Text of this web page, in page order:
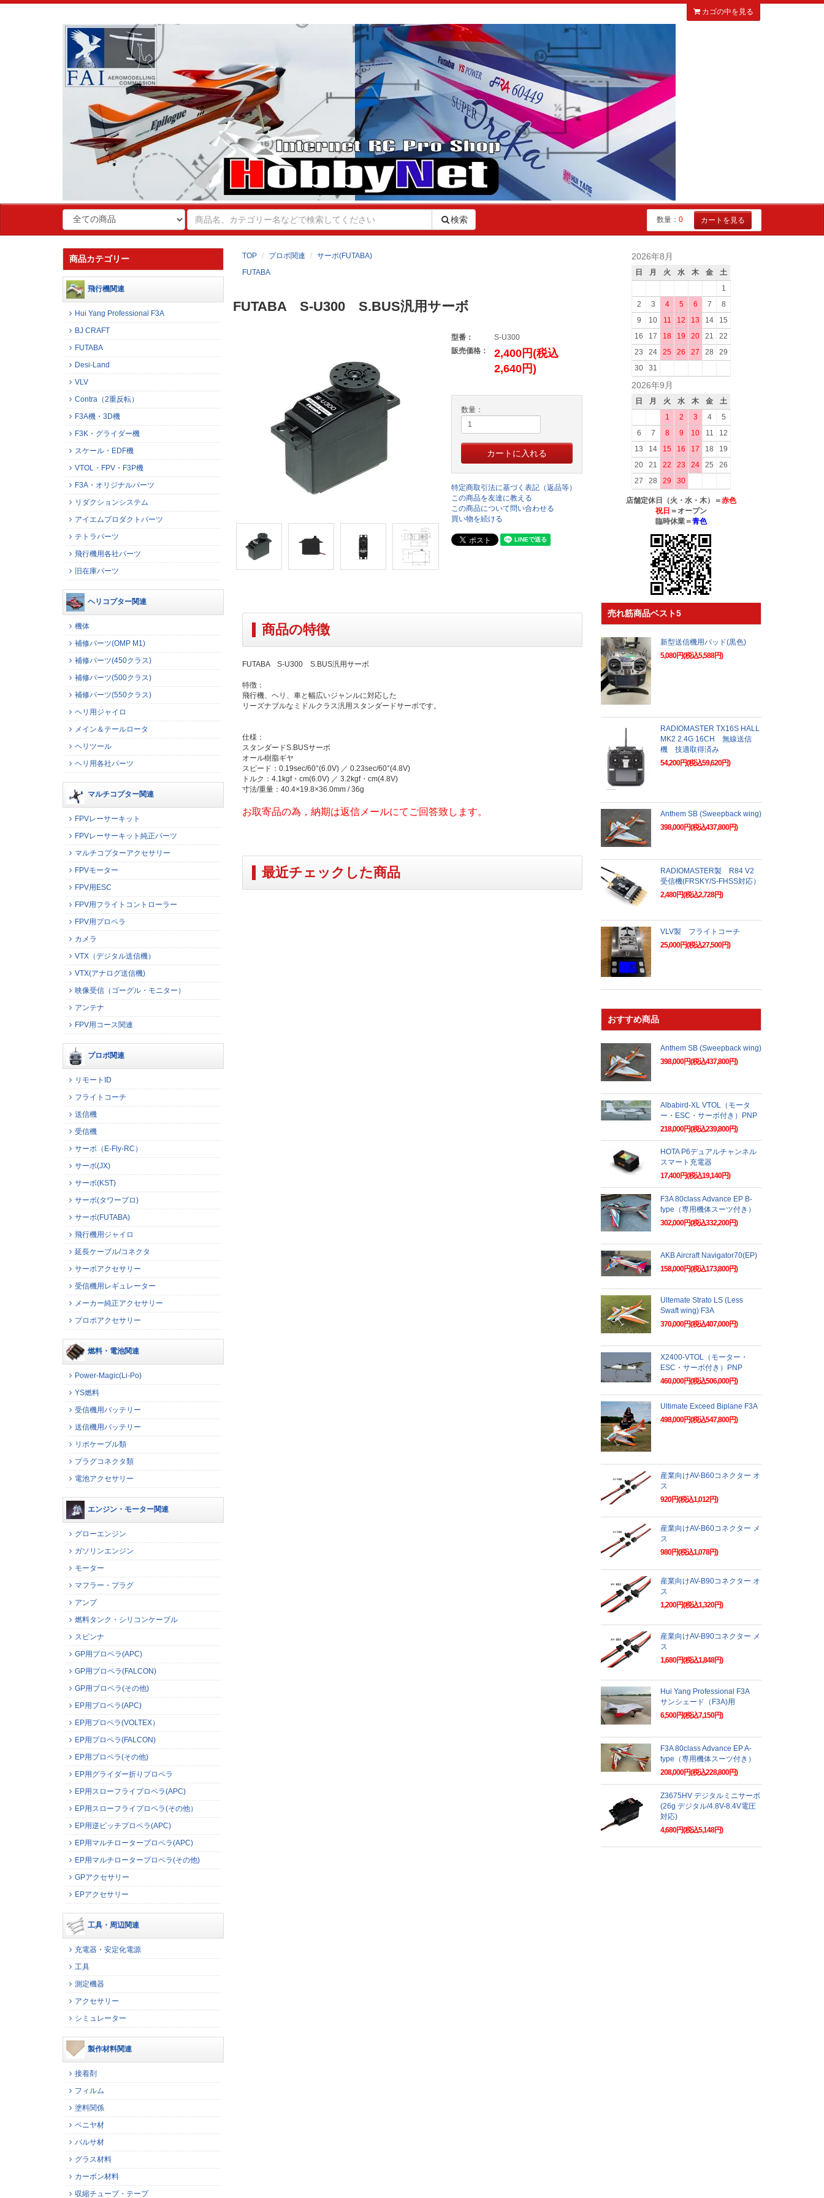
カゴの中を見る
検索 数量： 0 カートを見る
TOP プロポ関連
サーボ(FUTABA)
FUTABA
FUTABA S-U300 S.BUS汎用サーボ
型番：
S-U300
販売価格：
2,400円(税込
2,640円)
数量：
特定商取引法に基づく表記（返品等）
この商品を友達に教える
この商品について問い合わせる
買い物を続ける
商品の特徴
FUTABA S-U300 S.BUS汎用サーボ
特徴：
飛行機、ヘリ、車と幅広いジャンルに対応した
リーズナブルなミドルクラス汎用スタンダードサーボです。
仕様：
スタンダードS.BUSサーボ
オール樹脂ギヤ
スピード：0.19sec/60°(6.0V) ／ 0.23sec/60°(4.8V)
トルク：4.1kgf・cm(6.0V) ／ 3.2kgf・cm(4.8V)
寸法/重量：40.4×19.8×36.0mm / 36g
お取寄品の為，納期は返信メールにてご回答致します。
最近チェックした商品
商品カテゴリー
飛行機関連
Hui Yang Professional F3A
BJ CRAFT
FUTABA
Desi-Land
VLV
Contra（2重反転）
F3A機・3D機
F3K・グライダー機
スケール・EDF機
VTOL・FPV・F3P機
F3A・オリジナルパーツ
リダクションシステム
アイエムプロダクトパーツ
テトラパーツ
飛行機用各社パーツ
旧在庫パーツ
ヘリコプター関連
機体
補修パーツ(OMP M1)
補修パーツ(450クラス)
補修パーツ(500クラス)
補修パーツ(550クラス)
ヘリ用ジャイロ
メイン＆テールロータ
ヘリツール
ヘリ用各社パーツ
マルチコプター関連
FPVレーサーキット
FPVレーサーキット純正パーツ
マルチコプターアクセサリー
FPVモーター
FPV用ESC
FPV用フライトコントローラー
FPV用プロペラ
カメラ
VTX（デジタル送信機）
VTX(アナログ送信機)
映像受信（ゴーグル・モニター）
アンテナ
FPV用コース関連
プロポ関連
リモートID
フライトコーチ
送信機
受信機
サーボ（E-Fly-RC）
サーボ(JX)
サーボ(KST)
サーボ(タワープロ)
サーボ(FUTABA)
飛行機用ジャイロ
延長ケーブル/コネクタ
サーボアクセサリー
受信機用レギュレーター
メーカー純正アクセサリー
プロポアクセサリー
燃料・電池関連
Power-Magic(Li-Po)
YS燃料
受信機用バッテリー
送信機用バッテリー
リポケーブル類
プラグコネクタ類
電池アクセサリー
エンジン・モーター関連
グローエンジン
ガソリンエンジン
モーター
マフラー・プラグ
アンプ
燃料タンク・シリコンケーブル
スピンナ
GP用プロペラ(APC)
GP用プロペラ(FALCON)
GP用プロペラ(その他)
EP用プロペラ(APC)
EP用プロペラ(VOLTEX）
EP用プロペラ(FALCON)
EP用プロペラ(その他)
EP用グライダー折りプロペラ
EP用スローフライプロペラ(APC)
EP用スローフライプロペラ(その他）
EP用逆ピッチプロペラ(APC)
EP用マルチロータープロペラ(APC)
EP用マルチロータープロペラ(その他)
GPアクセサリー
EPアクセサリー
工具・周辺関連
充電器・安定化電源
工具
測定機器
アクセサリー
シミュレーター
製作材料関連
接着剤
フィルム
塗料関係
ベニヤ材
バルサ材
グラス材料
カーボン材料
収縮チューブ・テープ
2026年8月
日 月 火 水 木 金
土
1
2
3 4 5 6 7
8
9
10 11 12 13 14
15
16
17 18 19 20 21
22
23
24 25 26 27 28
29
30
31
2026年9月
日 月 火 水 木 金
土
1
2 3 4
5
6
7 8 9 10 11
12
13
14 15 16 17 18
19
20
21 22 23 24 25
26
27
28 29 30
店舗定休日（火・水・木）＝赤色
祝日 ＝オープン
臨時休業＝青色
売れ筋商品ベスト5
新型送信機用パッド(黒色)
5,080円(税込5,588円)
RADIOMASTER TX16S HALL
MK2 2.4G 16CH 無線送信
機 技適取得済み
54,200円(税込59,620円)
Anthem SB (Sweepback wing)
398,000円(税込437,800円)
RADIOMASTER製 R84 V2
受信機(FRSKY/S-FHSS対応）
2,480円(税込2,728円)
VLV製 フライトコーチ
25,000円(税込27,500円)
おすすめ商品
Anthem SB (Sweepback wing)
398,000円(税込437,800円)
Albabird-XL VTOL（モータ
ー・ESC・サーボ付き）PNP
218,000円(税込239,800円)
HOTA P6デュアルチャンネル
スマート充電器
17,400円(税込19,140円)
F3A 80class Advance EP B-
type（専用機体スーツ付き）
302,000円(税込332,200円)
AKB Aircraft Navigator70(EP)
158,000円(税込173,800円)
Ultemate Strato LS (Less
Swaft wing) F3A
370,000円(税込407,000円)
X2400-VTOL（モーター・
ESC・サーボ付き）PNP
460,000円(税込506,000円)
Ultimate Exceed Biplane F3A
498,000円(税込547,800円)
産業向けAV-B60コネクター オ
ス
920円(税込1,012円)
産業向けAV-B60コネクター メ
ス
980円(税込1,078円)
産業向けAV-B90コネクター オ
ス
1,200円(税込1,320円)
産業向けAV-B90コネクター メ
ス
1,680円(税込1,848円)
Hui Yang Professional F3A
サンシェード（F3A)用
6,500円(税込7,150円)
F3A 80class Advance EP A-
type（専用機体スーツ付き）
208,000円(税込228,800円)
Z3675HV デジタルミニサーボ
(26g デジタル/4.8V-8.4V電圧
対応)
4,680円(税込5,148円)